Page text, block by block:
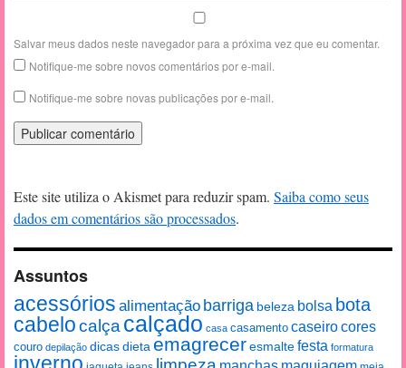
Salvar meus dados neste navegador para a próxima vez que eu comentar.
Notifique-me sobre novos comentários por e-mail.
Notifique-me sobre novas publicações por e-mail.
Este site utiliza o Akismet para reduzir spam. Saiba como seus
dados em comentários são processados.
Assuntos
acessórios alimentação barriga beleza bolsa bota
cabelocalça calçado casa casamento caseirocores
couro depilação dicas dieta emagreceresmaltefesta formatura